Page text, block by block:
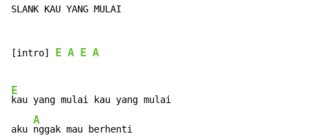
SLANK KAU YANG MULAI
[intro] E A E A
E
kau yang mulai kau yang mulai
aku
A